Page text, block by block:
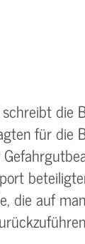
die
für die
die auf